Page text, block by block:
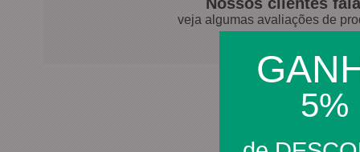
5%
veja algumas avaliações de